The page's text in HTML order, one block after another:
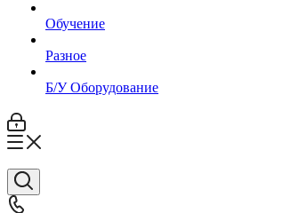
Обучение
Разное
Б/У Оборудование